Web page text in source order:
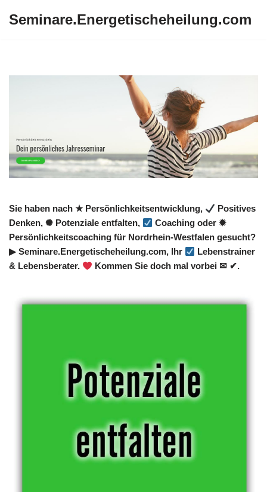
Seminare.Energetischeheilung.com
Sie haben nach ★ Persönlichkeitsentwicklung,
Positives
Denken, ✺ Potenziale entfalten,
Coaching oder ✹
Persönlichkeitscoaching für Nordrhein-Westfalen gesucht?
▶︎ Seminare.Energetischeheilung.com, Ihr
Lebenstrainer
& Lebensberater.
Kommen Sie doch mal vorbei ✉ ✔.